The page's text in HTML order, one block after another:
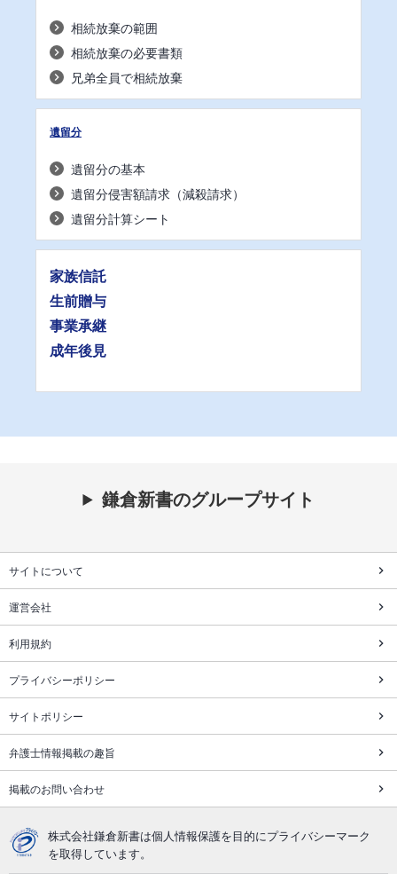
相続放棄の範囲
相続放棄の必要書類
兄弟全員で相続放棄
遺留分
遺留分の基本
遺留分侵害額請求（減殺請求）
遺留分計算シート
家族信託
生前贈与
事業承継
成年後見
鎌倉新書のグループサイト
サイトについて
運営会社
利用規約
プライバシーポリシー
サイトポリシー
弁護士情報掲載の趣旨
掲載のお問い合わせ
株式会社鎌倉新書は個人情報保護を目的にプライバシーマーク
を取得しています。